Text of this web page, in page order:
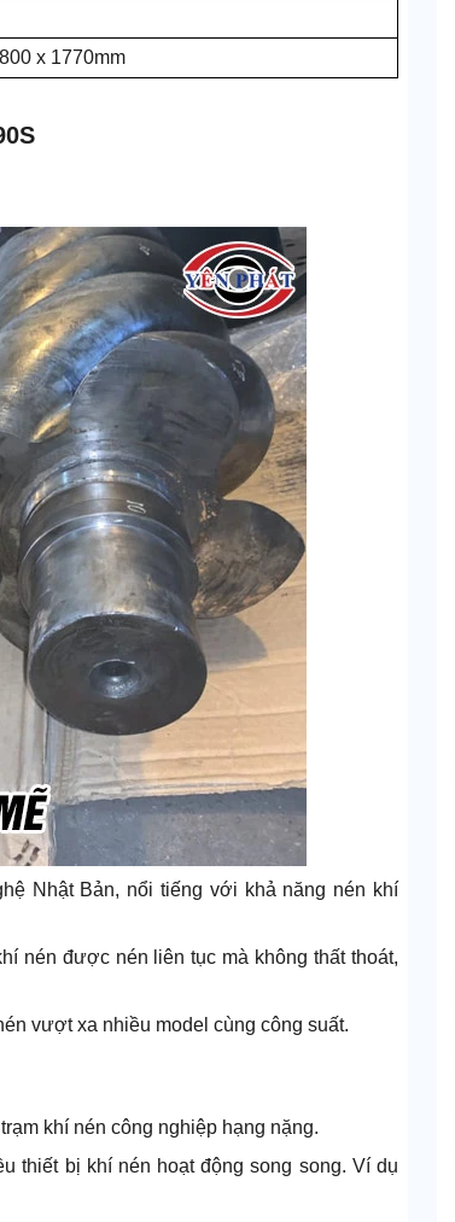
x 1770mm
Nhật Bản, nổi tiếng với khả năng nén khí
nén được nén liên tục mà không thất thoát,
vượt xa nhiều model cùng công suất.
khí nén công nghiệp hạng nặng.
thiết bị khí nén hoạt động song song. Ví dụ